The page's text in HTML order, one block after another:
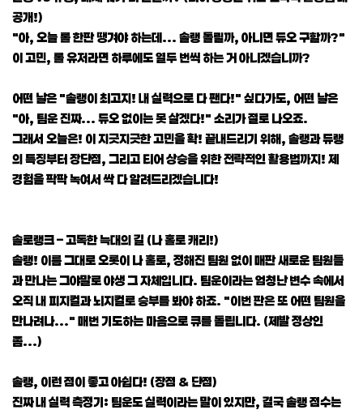
공개!)
"아, 오늘 롤 한판 땡겨야 하는데... 솔랭 돌릴까, 아니면 듀오 구할까?"
이 고민, 롤 유저라면 하루에도 열두 번씩 하는 거 아니겠습니까?
어떤 날은 "솔랭이 최고지! 내 실력으로 다 팬다!" 싶다가도, 어떤 날은
"아, 팀운 진짜... 듀오 없이는 못 살겠다!" 소리가 절로 나오죠.
그래서 오늘은! 이 지긋지긋한 고민을 확! 끝내드리기 위해, 솔랭과 듀랭
의 특징부터 장단점, 그리고 티어 상승을 위한 전략적인 활용법까지! 제
경험을 팍팍 녹여서 싹 다 알려드리겠습니다!
솔로랭크 – 고독한 늑대의 길 (나 홀로 캐리!)
솔랭! 이름 그대로 오롯이 나 홀로, 정해진 팀원 없이 매판 새로운 팀원들
과 만나는 그야말로 야생 그 자체입니다. 팀운이라는 엄청난 변수 속에서
오직 내 피지컬과 뇌지컬로 승부를 봐야 하죠. "이번 판은 또 어떤 팀원을
만나려나..." 매번 기도하는 마음으로 큐를 돌립니다. (제발 정상인
좀...)
솔랭, 이런 점이 좋고 아쉽다! (장점 & 단점)
진짜 내 실력 측정기: 팀운도 실력이라는 말이 있지만, 결국 솔랭 점수는